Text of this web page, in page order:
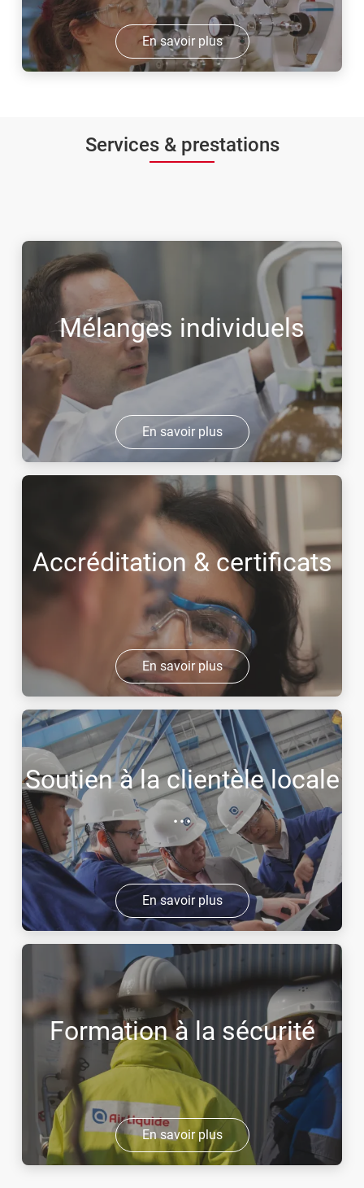
En savoir plus
Services & prestations
Mélanges individuels
En savoir plus
Accréditation & certificats
En savoir plus
Soutien à la clientèle locale
...
En savoir plus
Formation à la sécurité
En savoir plus